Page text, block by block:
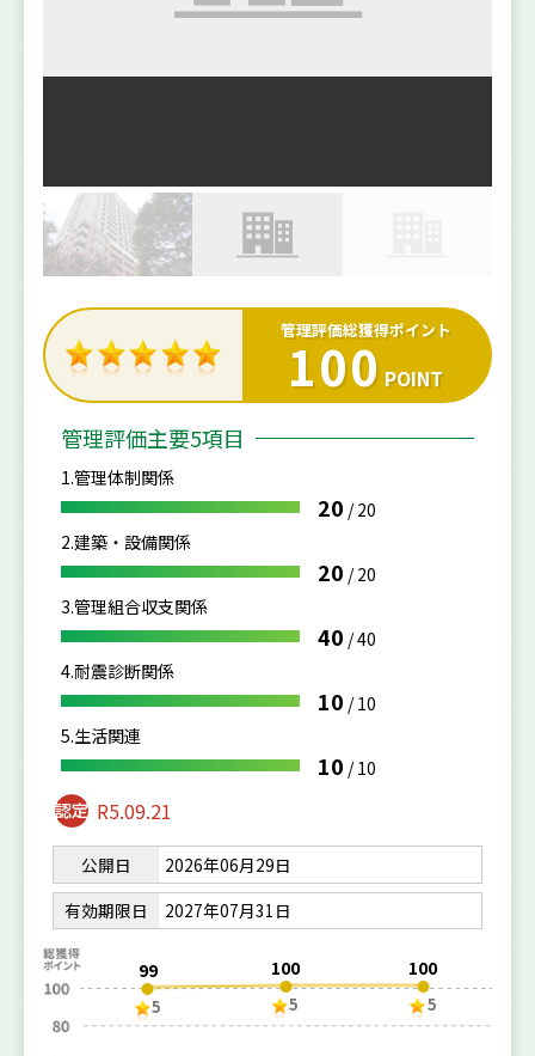
管理評価総獲得ポイント
100 POINT
管理評価主要5項目
1.管理体制関係
20 /20
2.建築・設備関係
20 /20
3.管理組合収支関係
40 /40
4.耐震診断関係
10 /10
5.生活関連
10 /10
R5.09.21
公開日
2026年06月29日
有効期限日
2027年07月31日
99
5
100
5
100
5